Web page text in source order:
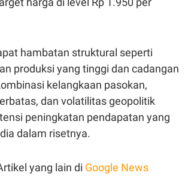
hambatan struktural seperti
produksi yang tinggi dan cadangan
kelangkaan pasokan,
dan volatilitas geopolitik
peningkatan pendapatan yang
dalam risetnya.
yang lain di Google News